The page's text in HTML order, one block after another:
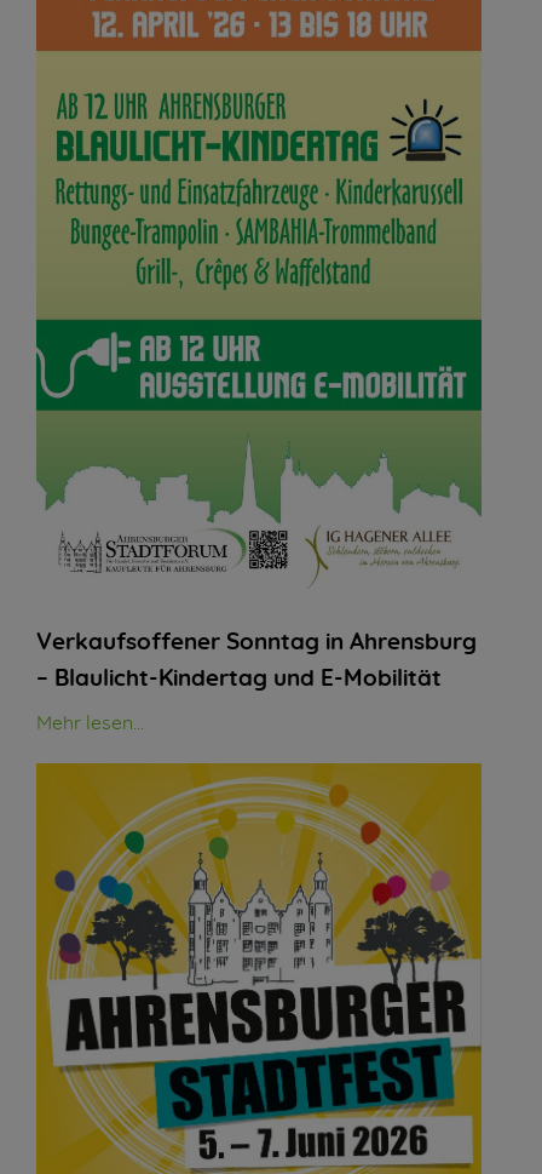
Verkaufsoffener Sonntag in Ahrensburg
– Blaulicht-Kindertag und E-Mobilität
Mehr lesen...